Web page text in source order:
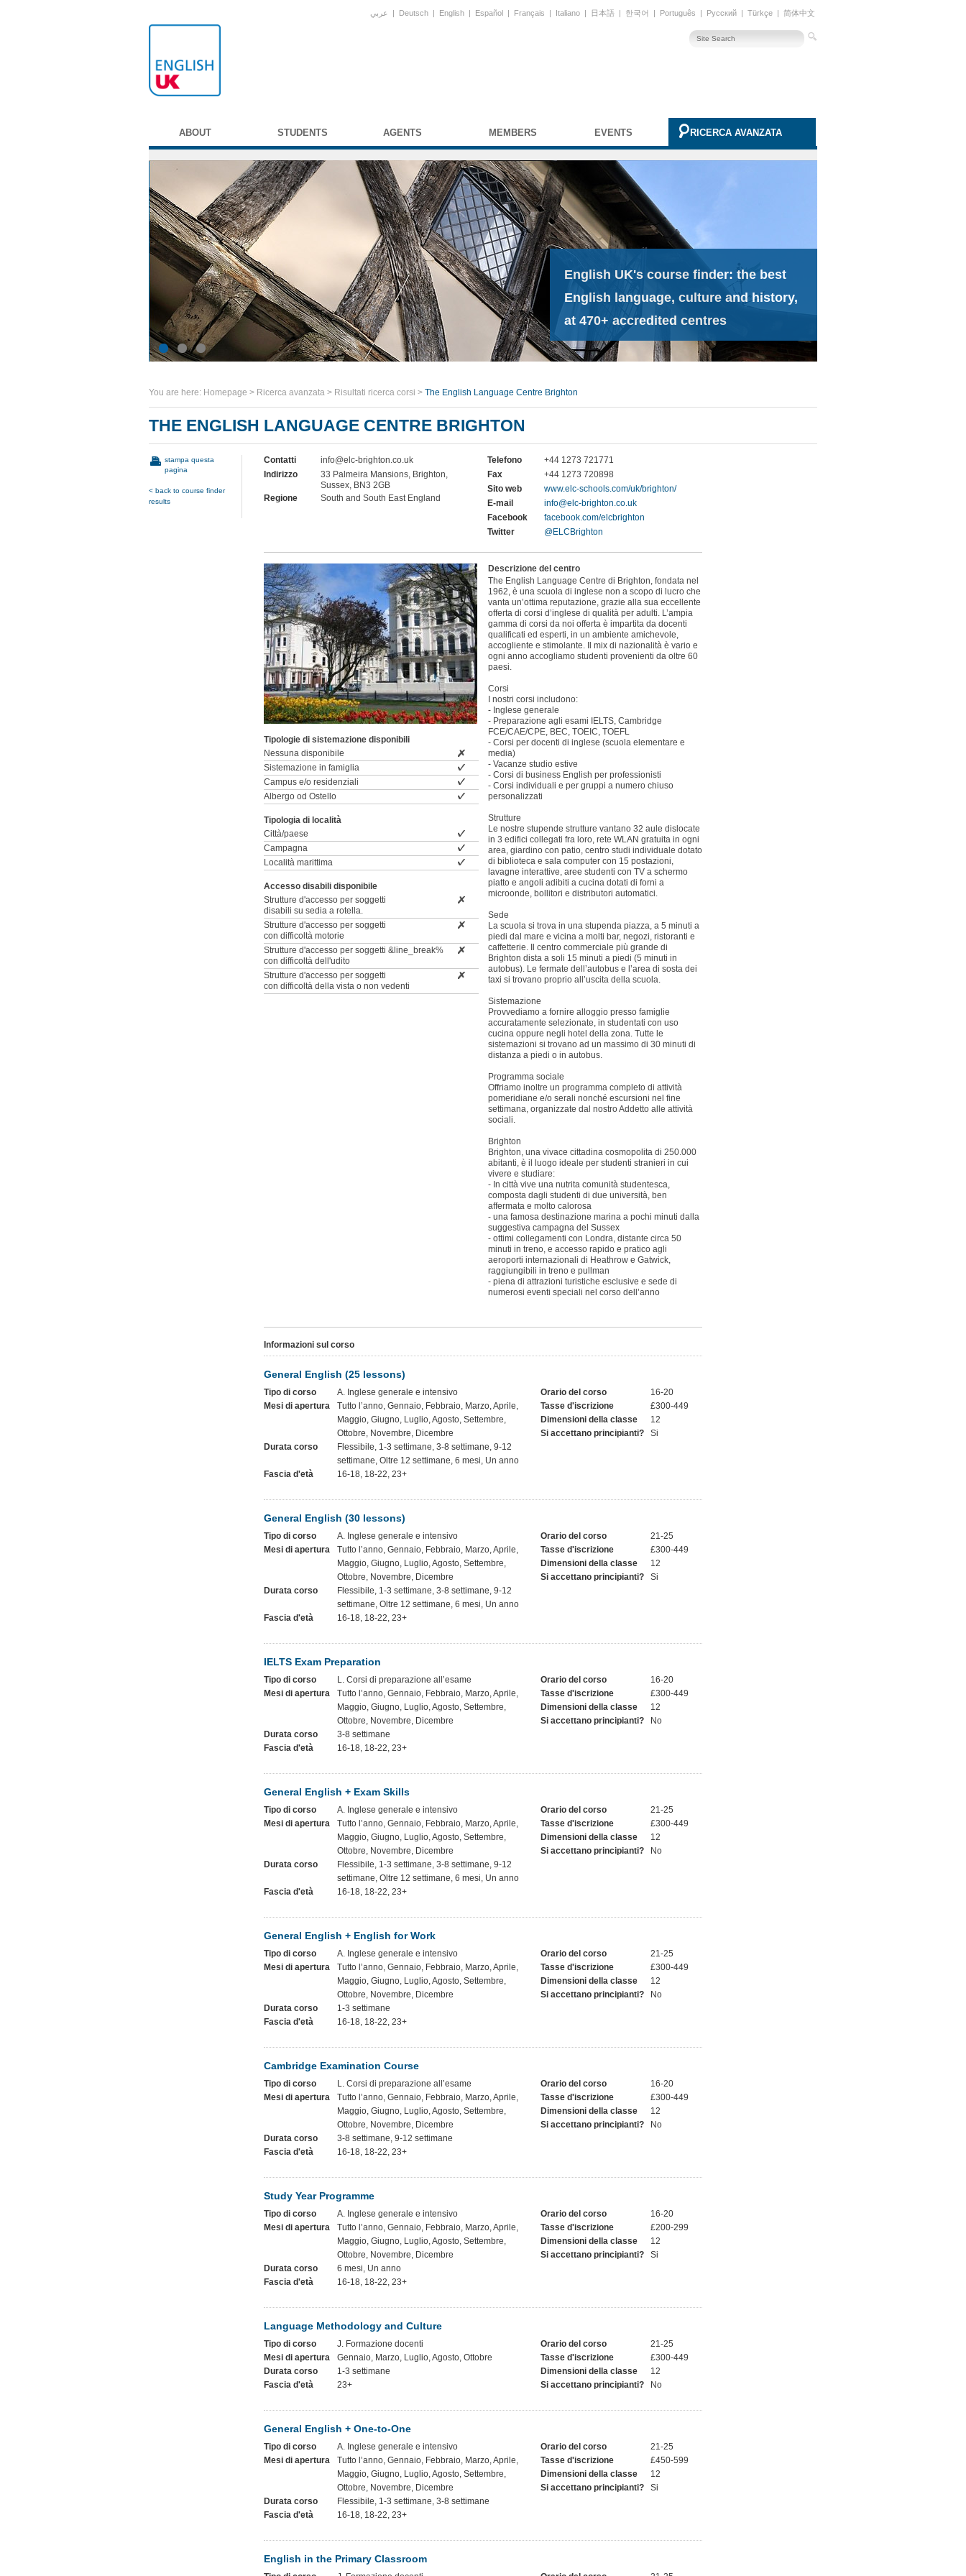
عربي | Deutsch | English | Español | Français | Italiano | 日本語 | 한국어 | Português | Русский | Türkçe | 简体中文
ABOUT STUDENTS AGENTS MEMBERS EVENTS RICERCA AVANZATA
English UK's course finder: the best
English language, culture and history,
at 470+ accredited centres
You are here: Homepage > Ricerca avanzata > Risultati ricerca corsi > The English Language Centre Brighton
THE ENGLISH LANGUAGE CENTRE BRIGHTON
stampa questa
pagina
< back to course finder
results
Contatti
info@elc-brighton.co.uk
Indirizzo
33 Palmeira Mansions, Brighton,
Sussex, BN3 2GB
Regione
South and South East England
Telefono
+44 1273 721771
Fax
+44 1273 720898
Sito web
www.elc-schools.com/uk/brighton/
E-mail
info@elc-brighton.co.uk
Facebook
facebook.com/elcbrighton
Twitter
@ELCBrighton
Tipologie di sistemazione disponibili
Nessuna disponibile
Sistemazione in famiglia
Campus e/o residenziali
Albergo od Ostello
Tipologia di località
Città/paese
Campagna
Località marittima
Accesso disabili disponibile
Strutture d'accesso per soggetti
disabili su sedia a rotella.
Strutture d'accesso per soggetti
con difficoltà motorie
Strutture d'accesso per soggetti &line_break%
con difficoltà dell'udito
Strutture d'accesso per soggetti
con difficoltà della vista o non vedenti
Descrizione del centro
The English Language Centre di Brighton, fondata nel
1962, è una scuola di inglese non a scopo di lucro che
vanta un’ottima reputazione, grazie alla sua eccellente
offerta di corsi d’inglese di qualità per adulti. L’ampia
gamma di corsi da noi offerta è impartita da docenti
qualificati ed esperti, in un ambiente amichevole,
accogliente e stimolante. Il mix di nazionalità è vario e
ogni anno accogliamo studenti provenienti da oltre 60
paesi.
Corsi
I nostri corsi includono:
- Inglese generale
- Preparazione agli esami IELTS, Cambridge
FCE/CAE/CPE, BEC, TOEIC, TOEFL
- Corsi per docenti di inglese (scuola elementare e
media)
- Vacanze studio estive
- Corsi di business English per professionisti
- Corsi individuali e per gruppi a numero chiuso
personalizzati
Strutture
Le nostre stupende strutture vantano 32 aule dislocate
in 3 edifici collegati fra loro, rete WLAN gratuita in ogni
area, giardino con patio, centro studi individuale dotato
di biblioteca e sala computer con 15 postazioni,
lavagne interattive, aree studenti con TV a schermo
piatto e angoli adibiti a cucina dotati di forni a
microonde, bollitori e distributori automatici.
Sede
La scuola si trova in una stupenda piazza, a 5 minuti a
piedi dal mare e vicina a molti bar, negozi, ristoranti e
caffetterie. Il centro commerciale più grande di
Brighton dista a soli 15 minuti a piedi (5 minuti in
autobus). Le fermate dell’autobus e l’area di sosta dei
taxi si trovano proprio all’uscita della scuola.
Sistemazione
Provvediamo a fornire alloggio presso famiglie
accuratamente selezionate, in studentati con uso
cucina oppure negli hotel della zona. Tutte le
sistemazioni si trovano ad un massimo di 30 minuti di
distanza a piedi o in autobus.
Programma sociale
Offriamo inoltre un programma completo di attività
pomeridiane e/o serali nonché escursioni nel fine
settimana, organizzate dal nostro Addetto alle attività
sociali.
Brighton
Brighton, una vivace cittadina cosmopolita di 250.000
abitanti, è il luogo ideale per studenti stranieri in cui
vivere e studiare:
- In città vive una nutrita comunità studentesca,
composta dagli studenti di due università, ben
affermata e molto calorosa
- una famosa destinazione marina a pochi minuti dalla
suggestiva campagna del Sussex
- ottimi collegamenti con Londra, distante circa 50
minuti in treno, e accesso rapido e pratico agli
aeroporti internazionali di Heathrow e Gatwick,
raggiungibili in treno e pullman
- piena di attrazioni turistiche esclusive e sede di
numerosi eventi speciali nel corso dell’anno
Informazioni sul corso
General English (25 lessons)
Tipo di corso
A. Inglese generale e intensivo
Mesi di apertura
Tutto l’anno, Gennaio, Febbraio, Marzo, Aprile,
Maggio, Giugno, Luglio, Agosto, Settembre,
Ottobre, Novembre, Dicembre
Durata corso
Flessibile, 1-3 settimane, 3-8 settimane, 9-12
settimane, Oltre 12 settimane, 6 mesi, Un anno
Fascia d'età
16-18, 18-22, 23+
Orario del corso
16-20
Tasse d'iscrizione
£300-449
Dimensioni della classe
12
Si accettano principianti?
Si
General English (30 lessons)
Tipo di corso
A. Inglese generale e intensivo
Mesi di apertura
Tutto l’anno, Gennaio, Febbraio, Marzo, Aprile,
Maggio, Giugno, Luglio, Agosto, Settembre,
Ottobre, Novembre, Dicembre
Durata corso
Flessibile, 1-3 settimane, 3-8 settimane, 9-12
settimane, Oltre 12 settimane, 6 mesi, Un anno
Fascia d'età
16-18, 18-22, 23+
Orario del corso
21-25
Tasse d'iscrizione
£300-449
Dimensioni della classe
12
Si accettano principianti?
Si
IELTS Exam Preparation
Tipo di corso
L. Corsi di preparazione all’esame
Mesi di apertura
Tutto l’anno, Gennaio, Febbraio, Marzo, Aprile,
Maggio, Giugno, Luglio, Agosto, Settembre,
Ottobre, Novembre, Dicembre
Durata corso
3-8 settimane
Fascia d'età
16-18, 18-22, 23+
Orario del corso
16-20
Tasse d'iscrizione
£300-449
Dimensioni della classe
12
Si accettano principianti?
No
General English + Exam Skills
Tipo di corso
A. Inglese generale e intensivo
Mesi di apertura
Tutto l’anno, Gennaio, Febbraio, Marzo, Aprile,
Maggio, Giugno, Luglio, Agosto, Settembre,
Ottobre, Novembre, Dicembre
Durata corso
Flessibile, 1-3 settimane, 3-8 settimane, 9-12
settimane, Oltre 12 settimane, 6 mesi, Un anno
Fascia d'età
16-18, 18-22, 23+
Orario del corso
21-25
Tasse d'iscrizione
£300-449
Dimensioni della classe
12
Si accettano principianti?
No
General English + English for Work
Tipo di corso
A. Inglese generale e intensivo
Mesi di apertura
Tutto l’anno, Gennaio, Febbraio, Marzo, Aprile,
Maggio, Giugno, Luglio, Agosto, Settembre,
Ottobre, Novembre, Dicembre
Durata corso
1-3 settimane
Fascia d'età
16-18, 18-22, 23+
Orario del corso
21-25
Tasse d'iscrizione
£300-449
Dimensioni della classe
12
Si accettano principianti?
No
Cambridge Examination Course
Tipo di corso
L. Corsi di preparazione all’esame
Mesi di apertura
Tutto l’anno, Gennaio, Febbraio, Marzo, Aprile,
Maggio, Giugno, Luglio, Agosto, Settembre,
Ottobre, Novembre, Dicembre
Durata corso
3-8 settimane, 9-12 settimane
Fascia d'età
16-18, 18-22, 23+
Orario del corso
16-20
Tasse d'iscrizione
£300-449
Dimensioni della classe
12
Si accettano principianti?
No
Study Year Programme
Tipo di corso
A. Inglese generale e intensivo
Mesi di apertura
Tutto l’anno, Gennaio, Febbraio, Marzo, Aprile,
Maggio, Giugno, Luglio, Agosto, Settembre,
Ottobre, Novembre, Dicembre
Durata corso
6 mesi, Un anno
Fascia d'età
16-18, 18-22, 23+
Orario del corso
16-20
Tasse d'iscrizione
£200-299
Dimensioni della classe
12
Si accettano principianti?
Si
Language Methodology and Culture
Tipo di corso
J. Formazione docenti
Mesi di apertura
Gennaio, Marzo, Luglio, Agosto, Ottobre
Durata corso
1-3 settimane
Fascia d'età
23+
Orario del corso
21-25
Tasse d'iscrizione
£300-449
Dimensioni della classe
12
Si accettano principianti?
No
General English + One-to-One
Tipo di corso
A. Inglese generale e intensivo
Mesi di apertura
Tutto l’anno, Gennaio, Febbraio, Marzo, Aprile,
Maggio, Giugno, Luglio, Agosto, Settembre,
Ottobre, Novembre, Dicembre
Durata corso
Flessibile, 1-3 settimane, 3-8 settimane
Fascia d'età
16-18, 18-22, 23+
Orario del corso
21-25
Tasse d'iscrizione
£450-599
Dimensioni della classe
12
Si accettano principianti?
Si
English in the Primary Classroom